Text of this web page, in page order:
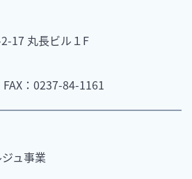
17 丸長ビル１F
：0237-84-1161
ュ事業